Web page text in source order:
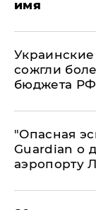
имя
сожгли
бюджета РФ
"Опасная
Guardian о
аэропорту